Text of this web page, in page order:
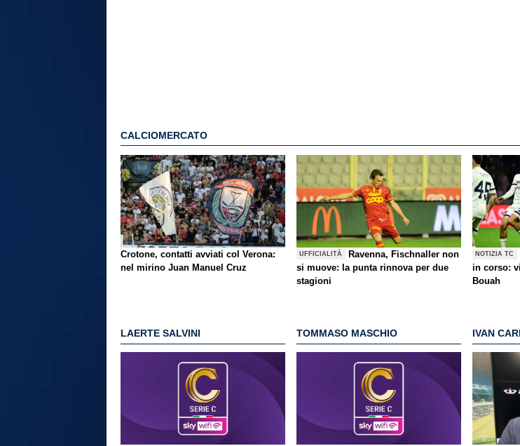
CALCIOMERCATO
Crotone, contatti avviati col Verona:
nel mirino Juan Manuel Cruz
UFFICIALITÀ
Ravenna, Fischnaller non
si muove: la punta rinnova per due
stagioni
NOTIZIA TC
in corso:
Bouah
LAERTE SALVINI TOMMASO MASCHIO IVAN